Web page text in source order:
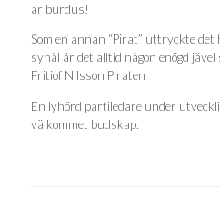
är burdus!
Som en annan “Pirat” uttryckte det
synål är det alltid någon enögd
Fritiof Nilsson Piraten
En lyhörd partiledare under
välkommet budskap.